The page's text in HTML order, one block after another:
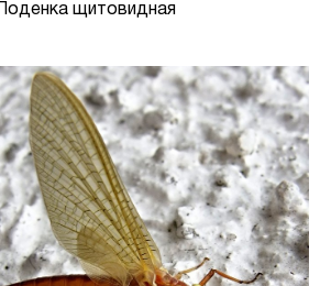
Поденка щитовидная